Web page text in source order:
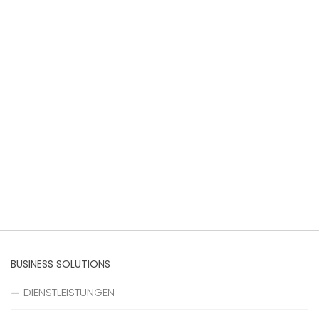
BUSINESS SOLUTIONS
DIENSTLEISTUNGEN